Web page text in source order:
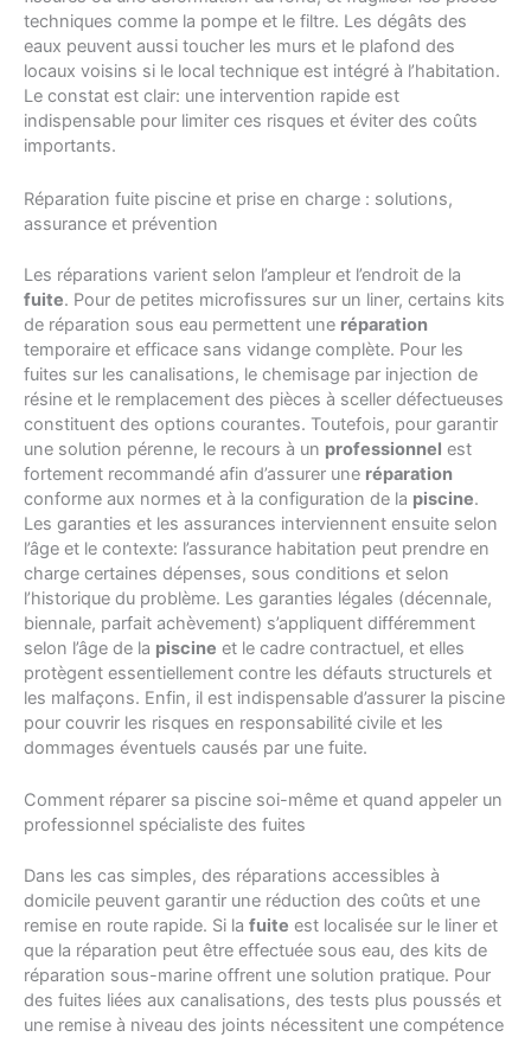
techniques comme la pompe et le filtre. Les dégâts des
eaux peuvent aussi toucher les murs et le plafond des
locaux voisins si le local technique est intégré à l’habitation.
Le constat est clair: une intervention rapide est
indispensable pour limiter ces risques et éviter des coûts
importants.
Réparation fuite piscine et prise en charge : solutions,
assurance et prévention
Les réparations varient selon l’ampleur et l’endroit de la
fuite. Pour de petites microfissures sur un liner, certains kits
de réparation sous eau permettent une réparation
temporaire et efficace sans vidange complète. Pour les
fuites sur les canalisations, le chemisage par injection de
résine et le remplacement des pièces à sceller défectueuses
constituent des options courantes. Toutefois, pour garantir
une solution pérenne, le recours à un professionnel est
fortement recommandé afin d’assurer une réparation
conforme aux normes et à la configuration de la piscine.
Les garanties et les assurances interviennent ensuite selon
l’âge et le contexte: l’assurance habitation peut prendre en
charge certaines dépenses, sous conditions et selon
l’historique du problème. Les garanties légales (décennale,
biennale, parfait achèvement) s’appliquent différemment
selon l’âge de la piscine et le cadre contractuel, et elles
protègent essentiellement contre les défauts structurels et
les malfaçons. Enfin, il est indispensable d’assurer la piscine
pour couvrir les risques en responsabilité civile et les
dommages éventuels causés par une fuite.
Comment réparer sa piscine soi-même et quand appeler un
professionnel spécialiste des fuites
Dans les cas simples, des réparations accessibles à
domicile peuvent garantir une réduction des coûts et une
remise en route rapide. Si la fuite est localisée sur le liner et
que la réparation peut être effectuée sous eau, des kits de
réparation sous-marine offrent une solution pratique. Pour
des fuites liées aux canalisations, des tests plus poussés et
une remise à niveau des joints nécessitent une compétence